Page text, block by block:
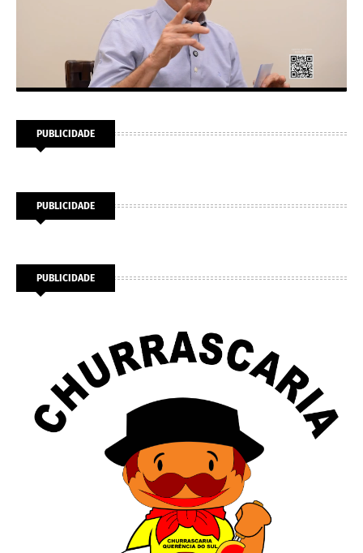
PUBLICIDADE
PUBLICIDADE
PUBLICIDADE